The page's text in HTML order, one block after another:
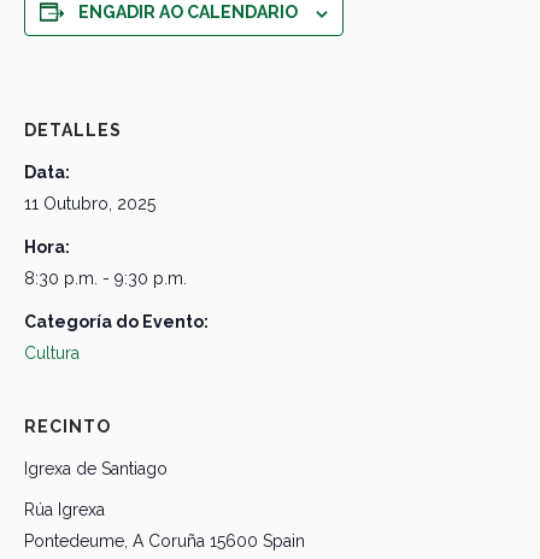
ENGADIR AO CALENDARIO
DETALLES
Data:
11 Outubro, 2025
Hora:
8:30 p.m. - 9:30 p.m.
Categoría do Evento:
Cultura
RECINTO
Igrexa de Santiago
Rúa Igrexa
Pontedeume, A Coruña 15600 Spain